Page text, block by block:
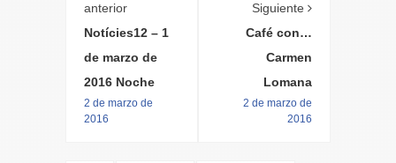
anterior
Notícies12 – 1
de marzo de
2016 Noche
2 de marzo de
2016
Siguiente
Café con…
Carmen
Lomana
2 de marzo de
2016